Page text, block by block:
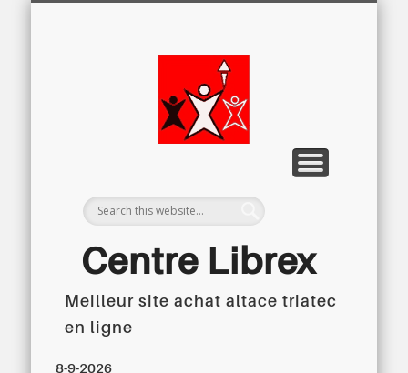
Centre Librex
Meilleur site achat altace triatec
en ligne
8-9-2026